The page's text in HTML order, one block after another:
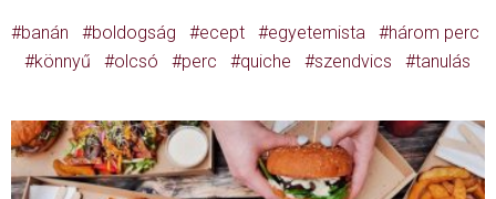
banán boldogság ecept egyetemista
három perc
könnyű
olcsó perc quiche szendvics tanulás